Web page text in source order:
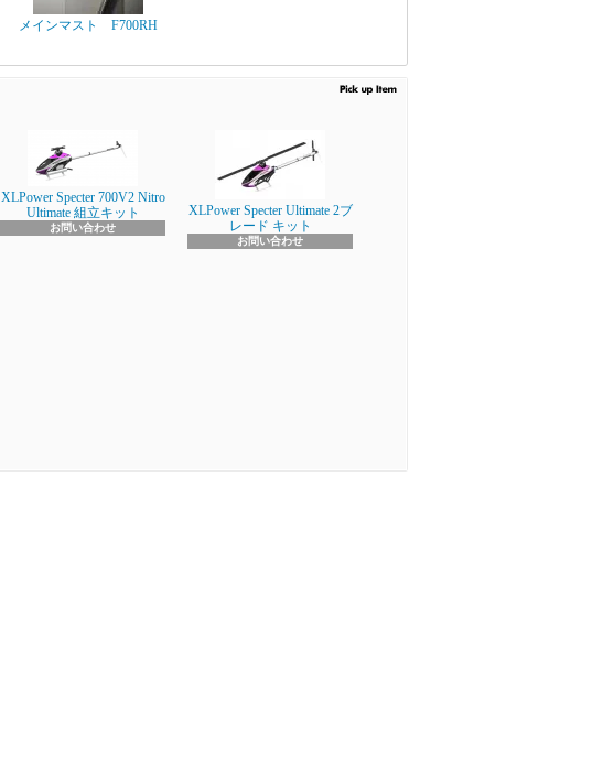
メインマスト F700RH
XLPower Specter 700V2 Nitro
Ultimate 組立キット
お問い合わせ
XLPower Specter Ultimate 2ブ
レード キット
お問い合わせ